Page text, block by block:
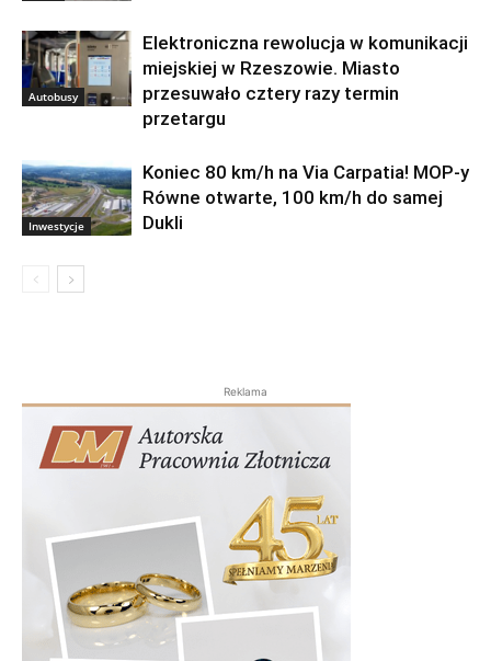
Autobusy
Elektroniczna rewolucja w komunikacji
miejskiej w Rzeszowie. Miasto
przesuwało cztery razy termin
przetargu
Inwestycje
Koniec 80 km/h na Via Carpatia! MOP-y
Równe otwarte, 100 km/h do samej
Dukli
Reklama